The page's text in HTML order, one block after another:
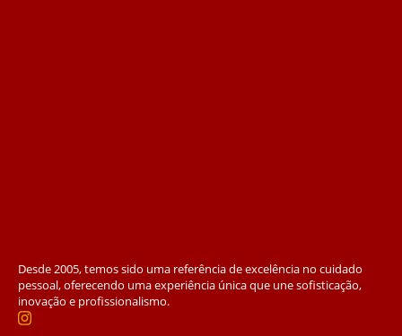
Desde 2005, temos sido uma referência de excelência no cuidado
pessoal, oferecendo uma experiência única que une sofisticação,
inovação e profissionalismo.